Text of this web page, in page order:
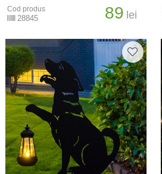
Cod produs
28845 89 lei